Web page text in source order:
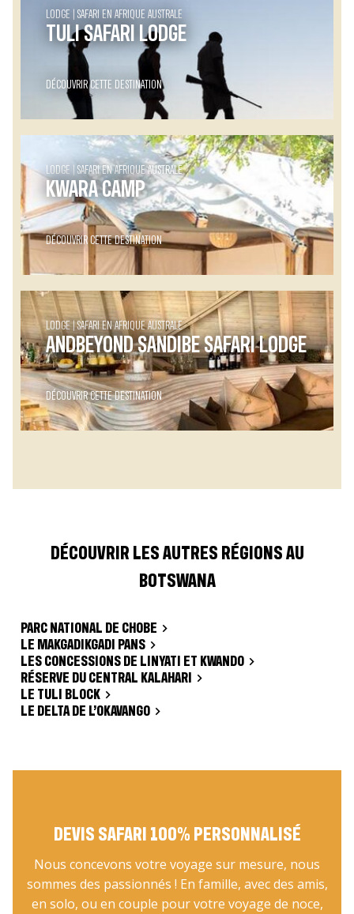
LODGE SAFARI EN AFRIQUE AUSTRALE
TULI SAFARI LODGE
DÉCOUVRIR CETTE DESTINATION
LODGE SAFARI EN AFRIQUE AUSTRALE
KWARA CAMP
DÉCOUVRIR CETTE DESTINATION
LODGE SAFARI EN AFRIQUE AUSTRALE
ANDBEYOND SANDIBE SAFARI LODGE
DÉCOUVRIR CETTE DESTINATION
DÉCOUVRIR LES AUTRES RÉGIONS AU
BOTSWANA
PARC NATIONAL DE CHOBE
LE MAKGADIKGADI PANS
LES CONCESSIONS DE LINYATI ET KWANDO
RÉSERVE DU CENTRAL KALAHARI
LE TULI BLOCK
LE DELTA DE L’OKAVANGO
DEVIS SAFARI 100% PERSONNALISÉ
Nous concevons votre voyage sur mesure, nous
sommes des passionnés ! En famille, avec des amis,
en solo, ou en couple pour votre voyage de noce,